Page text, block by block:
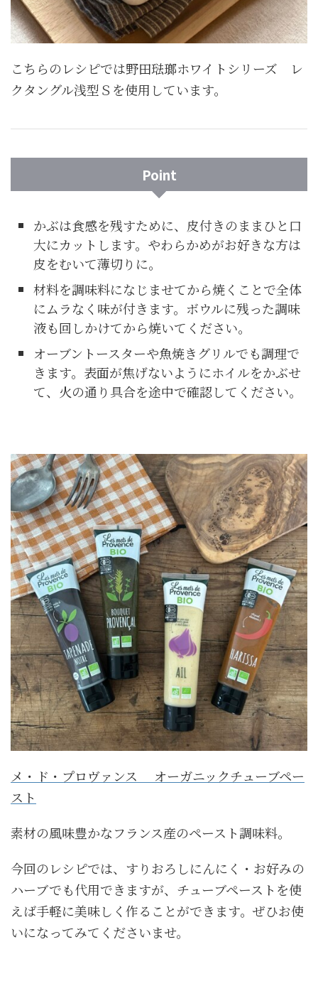
こちらのレシピでは野田琺瑯ホワイトシリーズ レ
クタングル浅型Ｓを使用しています。
Point
かぶは食感を残すために、皮付きのままひと口
大にカットします。やわらかめがお好きな方は
皮をむいて薄切りに。
材料を調味料になじませてから焼くことで全体
にムラなく味が付きます。ボウルに残った調味
液も回しかけてから焼いてください。
オーブントースターや魚焼きグリルでも調理で
きます。表面が焦げないようにホイルをかぶせ
て、火の通り具合を途中で確認してください。
メ・ド・プロヴァンス オーガニックチューブペー
スト
素材の風味豊かなフランス産のペースト調味料。
今回のレシピでは、すりおろしにんにく・お好みの
ハーブでも代用できますが、チューブペーストを使
えば手軽に美味しく作ることができます。ぜひお使
いになってみてくださいませ。